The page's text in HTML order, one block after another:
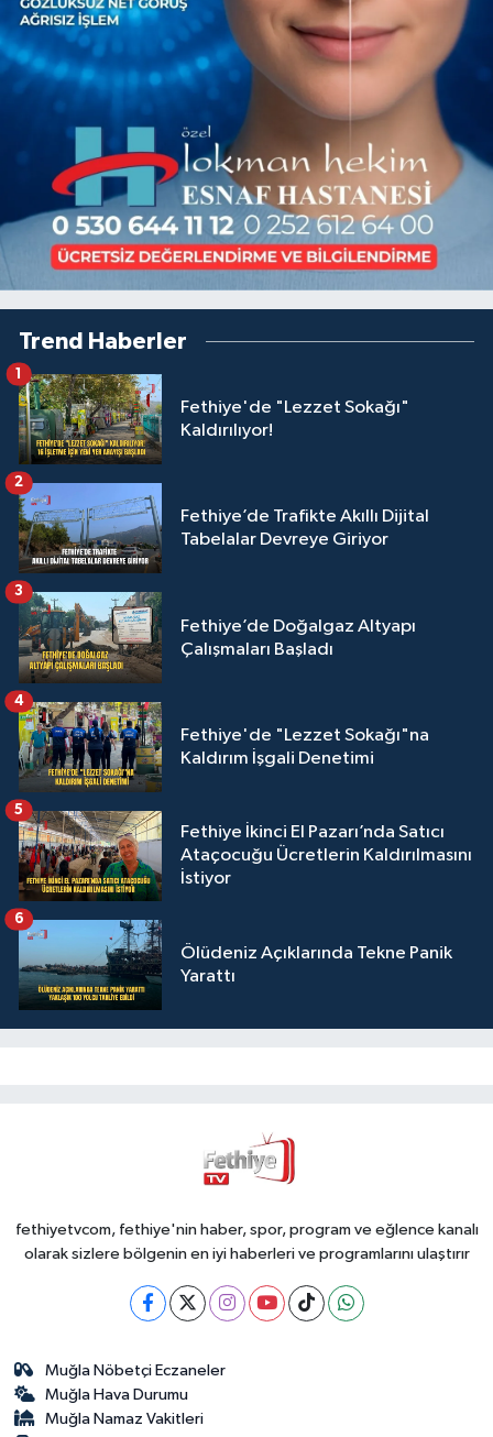
Trend Haberler
Fethiye'de "Lezzet Sokağı"
Kaldırılıyor!
1
Fethiye’de Trafikte Akıllı Dijital
Tabelalar Devreye Giriyor
2
Fethiye’de Doğalgaz Altyapı
Çalışmaları Başladı
3
Fethiye'de "Lezzet Sokağı"na
Kaldırım İşgali Denetimi
4
Fethiye İkinci El Pazarı’nda Satıcı
Ataçocuğu Ücretlerin Kaldırılmasını
İstiyor
5
Ölüdeniz Açıklarında Tekne Panik
Yarattı
6
fethiyetvcom, fethiye'nin haber, spor, program ve eğlence kanalı
olarak sizlere bölgenin en iyi haberleri ve programlarını ulaştırır
Muğla Nöbetçi Eczaneler
Muğla Hava Durumu
Muğla Namaz Vakitleri